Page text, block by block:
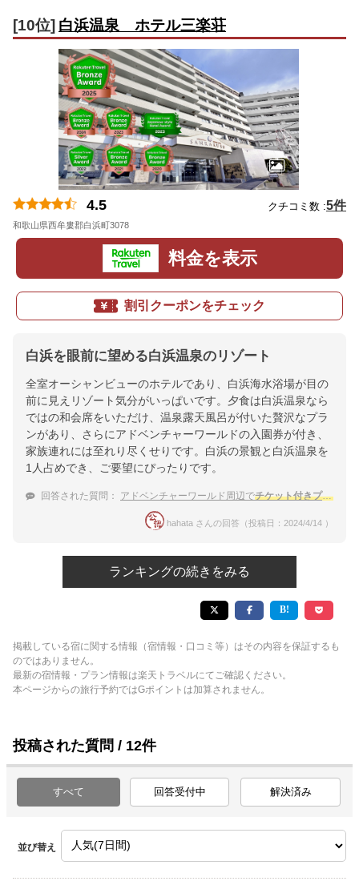
[10位] 白浜温泉 ホテル三楽荘
4.5 クチコミ数 :5件
和歌山県西牟婁郡白浜町3078
料金を表示
割引クーポンをチェック
白浜を眼前に望める白浜温泉のリゾート
全室オーシャンビューのホテルであり、白浜海水浴場が目の
前に見えリゾート気分がいっぱいです。夕食は白浜温泉なら
ではの和会席をいただけ、温泉露天風呂が付いた贅沢なプラ
ンがあり、さらにアドベンチャーワールドの入園券が付き、
家族連れには至れり尽くせりです。白浜の景観と白浜温泉を
1人占めでき、ご要望にぴったりです。
回答された質問： アドベンチャーワールド周辺でチケット付きプラン
hahata さんの回答（投稿日：2024/4/14 ）
ランキングの続きをみる
掲載している宿に関する情報（宿情報・口コミ等）はその内容を保証するも
のではありません。
最新の宿情報・プラン情報は楽天トラベルにてご確認ください。
本ページからの旅行予約ではGポイントは加算されません。
投稿された質問 / 12件
すべて 回答受付中 解決済み
並び替え